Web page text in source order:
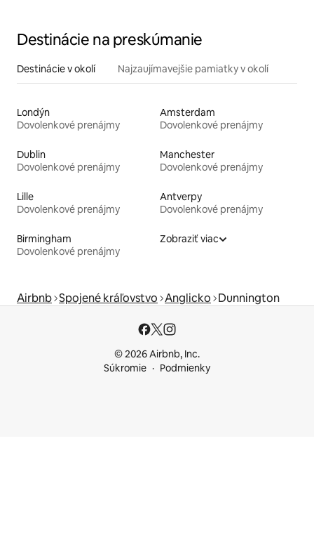
Destinácie na preskúmanie
Destinácie v okolí Najzaujímavejšie pamiatky v okolí
Londýn
Dovolenkové prenájmy
Amsterdam
Dovolenkové prenájmy
Dublin
Dovolenkové prenájmy
Manchester
Dovolenkové prenájmy
Lille
Dovolenkové prenájmy
Antverpy
Dovolenkové prenájmy
Birmingham
Dovolenkové prenájmy
Zobraziť viac
Airbnb Spojené kráľovstvo Anglicko Dunnington
© 2026 Airbnb, Inc.
Súkromie
Podmienky